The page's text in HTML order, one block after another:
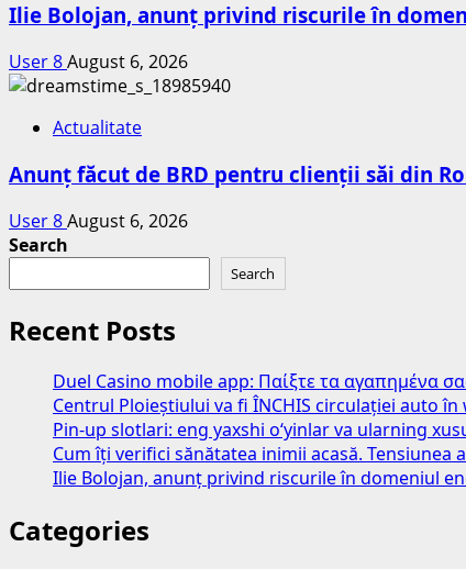
Ilie Bolojan, anunț privind riscurile în
User 8August 6, 2026
Actualitate
Anunț făcut de BRD pentru clienții săi din
User 8August 6, 2026
Search
Search
Recent Posts
Duel Casino mobile app: Παίξτε τα αγαπημένα
Centrul Ploieștiului va fi ÎNCHIS circulației auto
Pin-up slotlari: eng yaxshi o‘yinlar va ularning
Cum îți verifici sănătatea inimii acasă.
Ilie Bolojan, anunț privind riscurile în domeniul
Categories